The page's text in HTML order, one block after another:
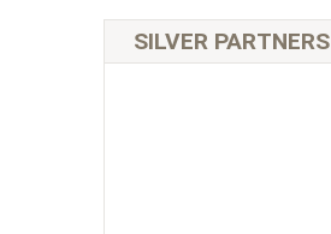
SILVER PARTNERS